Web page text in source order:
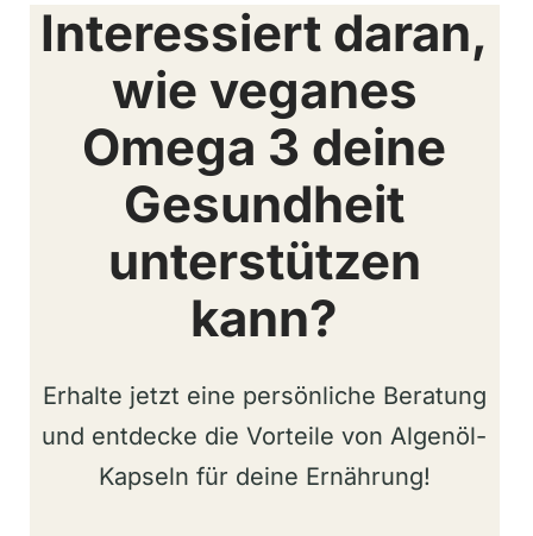
Interessiert daran,
wie veganes
Omega 3 deine
Gesundheit
unterstützen
kann?
Erhalte jetzt eine persönliche Beratung
und entdecke die Vorteile von Algenöl-
Kapseln für deine Ernährung!